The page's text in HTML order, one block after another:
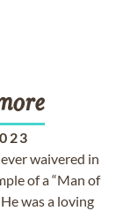
waivered in
of a “Man of
was a loving